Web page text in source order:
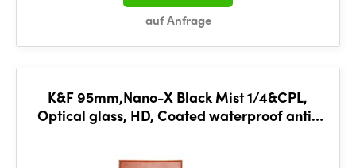
auf Anfrage
K&F 95mm,Nano-X Black Mist 1/4&CPL,
Optical glass, HD, Coated waterproof anti-